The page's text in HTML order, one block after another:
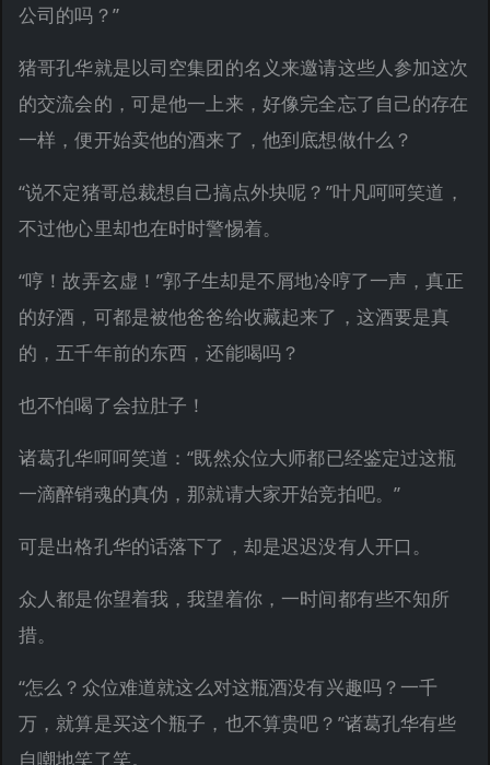
公司的吗？”
猪哥孔华就是以司空集团的名义来邀请这些人参加这次
的交流会的，可是他一上来，好像完全忘了自己的存在
一样，便开始卖他的酒来了，他到底想做什么？
“说不定猪哥总裁想自己搞点外块呢？”叶凡呵呵笑道，
不过他心里却也在时时警惕着。
“哼！故弄玄虚！”郭子生却是不屑地冷哼了一声，真正
的好酒，可都是被他爸爸给收藏起来了，这酒要是真
的，五千年前的东西，还能喝吗？
也不怕喝了会拉肚子！
诸葛孔华呵呵笑道：“既然众位大师都已经鉴定过这瓶
一滴醉销魂的真伪，那就请大家开始竞拍吧。”
可是出格孔华的话落下了，却是迟迟没有人开口。
众人都是你望着我，我望着你，一时间都有些不知所
措。
“怎么？众位难道就这么对这瓶酒没有兴趣吗？一千
万，就算是买这个瓶子，也不算贵吧？”诸葛孔华有些
自嘲地笑了笑。